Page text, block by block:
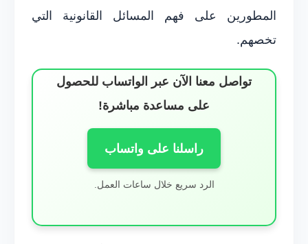
المطورين على فهم المسائل القانونية التي
تخصهم.
تواصل معنا الآن عبر الواتساب للحصول
على مساعدة مباشرة!
راسلنا على واتساب
الرد سريع خلال ساعات العمل.